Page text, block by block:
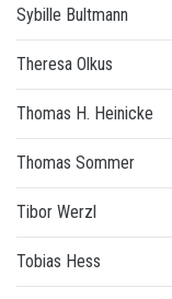
Sybille Bultmann
Theresa Olkus
Thomas H. Heinicke
Thomas Sommer
Tibor Werzl
Tobias Hess